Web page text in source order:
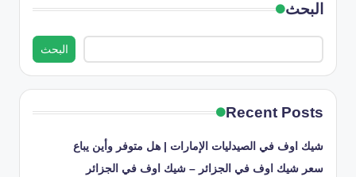
البحث
البحث
Recent Posts
شيك اوف في الصيدليات الإمارات | هل متوفر وأين يباع
سعر شيك اوف في الجزائر – شيك اوف في الجزائر